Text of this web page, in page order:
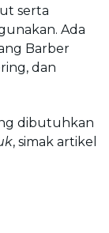
serta
Ada
Barber
dan
dibutuhkan
, simak artikel